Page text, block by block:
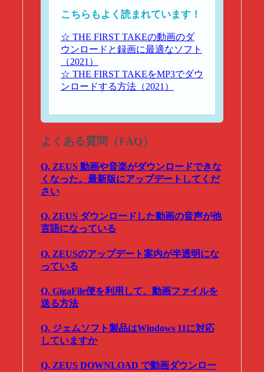
こちらもよく読まれています！
☆ THE FIRST TAKEの動画のダ
ウンロードと録画に最適なソフト
（2021）
☆ THE FIRST TAKEをMP3でダウ
ンロードする方法（2021）
よくある質問（FAQ）
Q. ZEUS 動画や音楽がダウンロードできな
くなった。最新版にアップデートしてくだ
さい
Q. ZEUS ダウンロードした動画の音声が他
言語になっている
Q. ZEUSのアップデート案内が半透明にな
っている
Q. GigaFile便を利用して、動画ファイルを
送る方法
Q. ジェムソフト製品はWindows 11に対応
していますか
Q. ZEUS DOWNLOAD で動画ダウンロー